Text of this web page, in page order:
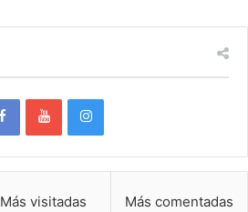
Más visitadas Más comentadas